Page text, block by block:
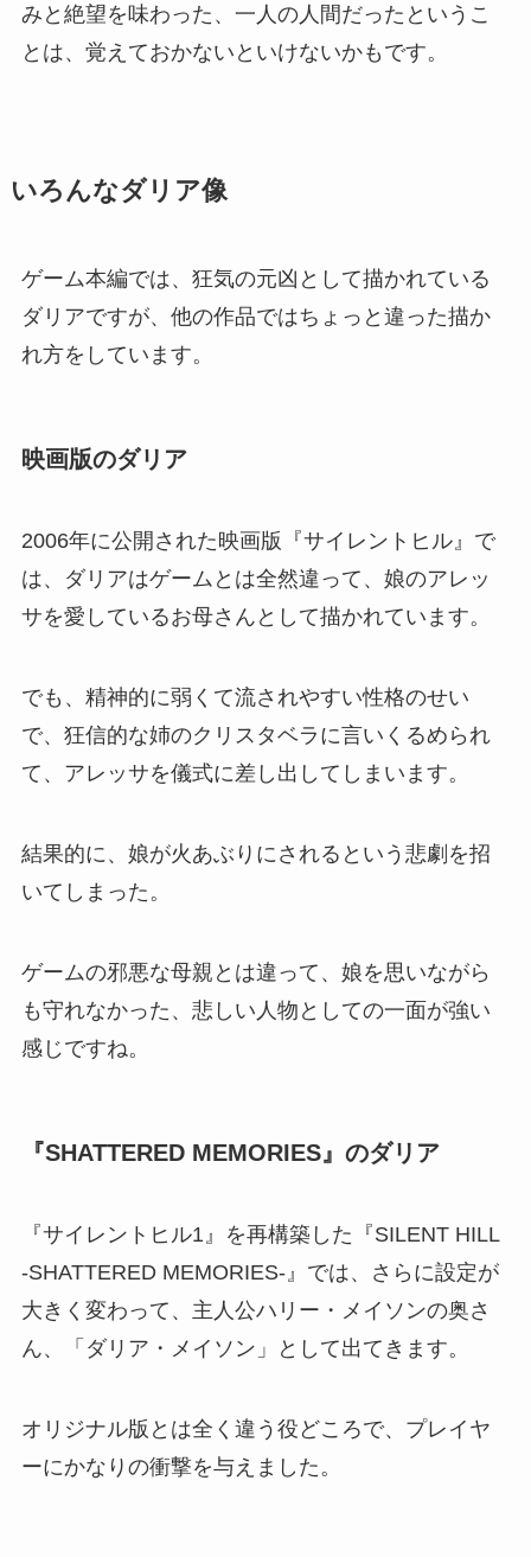
みと絶望を味わった、一人の人間だったというこ
とは、覚えておかないといけないかもです。
いろんなダリア像
ゲーム本編では、狂気の元凶として描かれている
ダリアですが、他の作品ではちょっと違った描か
れ方をしています。
映画版のダリア
2006年に公開された映画版『サイレントヒル』で
は、ダリアはゲームとは全然違って、娘のアレッ
サを愛しているお母さんとして描かれています。
でも、精神的に弱くて流されやすい性格のせい
で、狂信的な姉のクリスタベラに言いくるめられ
て、アレッサを儀式に差し出してしまいます。
結果的に、娘が火あぶりにされるという悲劇を招
いてしまった。
ゲームの邪悪な母親とは違って、娘を思いながら
も守れなかった、悲しい人物としての一面が強い
感じですね。
『SHATTERED MEMORIES』のダリア
『サイレントヒル1』を再構築した『SILENT HILL
-SHATTERED MEMORIES-』では、さらに設定が
大きく変わって、主人公ハリー・メイソンの奥さ
ん、「ダリア・メイソン」として出てきます。
オリジナル版とは全く違う役どころで、プレイヤ
ーにかなりの衝撃を与えました。